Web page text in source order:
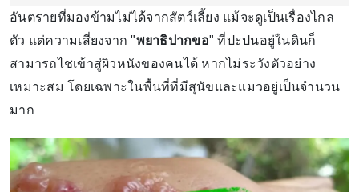
อันตรายที่มองข้ามไม่ได้จากสัตว์เลี้ยง แม้จะดูเป็นเรื่องไกล
ตัว แต่ความเสี่ยงจาก "พยาธิปากขอ" ที่ปะปนอยู่ในดินก็
สามารถไชเข้าสู่ผิวหนังของคนได้ หากไม่ระวังตัวอย่าง
เหมาะสม โดยเฉพาะในพื้นที่ที่มีสุนัขและแมวอยู่เป็นจำนวน
มาก